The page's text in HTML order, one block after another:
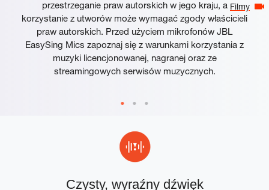
Filmy
przestrzeganie praw autorskich w jego kraju, a
korzystanie z utworów może wymagać zgody właścicieli
praw autorskich. Przed użyciem mikrofonów JBL
EasySing Mics zapoznaj się z warunkami korzystania z
muzyki licencjonowanej, nagranej oraz ze
streamingowych serwisów muzycznych.
Czysty, wyraźny dźwięk